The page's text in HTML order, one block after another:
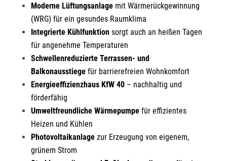
Moderne Lüftungsanlagemit Wärmerückgewinnung
(WRG) für ein gesundes Raumklima
Integrierte Kühlfunktionsorgt auch an heißen Tagen
für angenehme Temperaturen
Schwellenreduzierte Terrassen- und
Balkonausstiegefür barrierefreien Wohnkomfort
Energieeffizienzhaus KfW 40– nachhaltig und
förderfähig
Umweltfreundliche Wärmepumpefür effizientes
Heizen und Kühlen
Photovoltaikanlagezur Erzeugung von eigenem,
grünem Strom